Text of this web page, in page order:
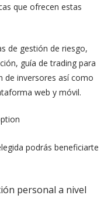
que ofrecen estas
de gestión de riesgo,
guía de trading para
de inversores así como
web y móvil.
podrás beneficiarte
personal a nivel